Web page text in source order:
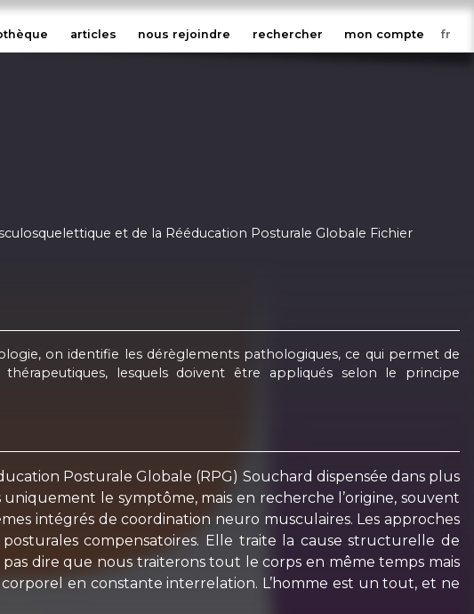
articles nous rejoindre rechercher mon compte
et de la Rééducation Posturale Globale Fichier
on identifie les dérèglements pathologiques, ce qui permet de
lesquels doivent être appliqués selon le principe
Posturale Globale (RPG) Souchard dispensée dans plus
le symptôme, mais en recherche l’origine, souvent
intégrés de coordination neuro musculaires. Les approches
compensatoires. Elle traite la cause structurelle de
dire que nous traiterons tout le corps en même temps mais
en constante interrelation. L’homme est un tout, et ne